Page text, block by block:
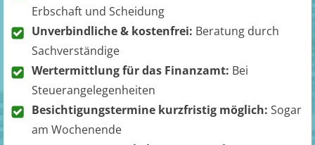
Erbschaft und Scheidung
Unverbindliche & kostenfrei: Beratung durch
Sachverständige
Wertermittlung für das Finanzamt: Bei
Steuerangelegenheiten
Besichtigungstermine kurzfristig möglich: Sogar
am Wochenende